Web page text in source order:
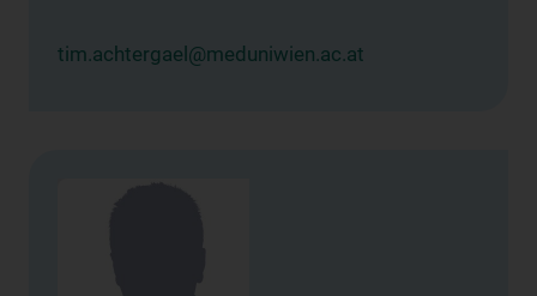
tim.achtergael@meduniwien.ac.at